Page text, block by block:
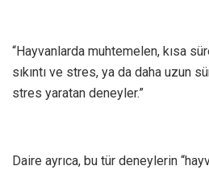
“Hayvanlarda muhtemelen, kısa
sıkıntı ve stres, ya da daha uzun
stres yaratan deneyler.”
Daire ayrıca, bu tür deneylerin